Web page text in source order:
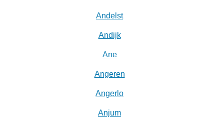
Andelst
Andijk
Ane
Angeren
Angerlo
Anjum